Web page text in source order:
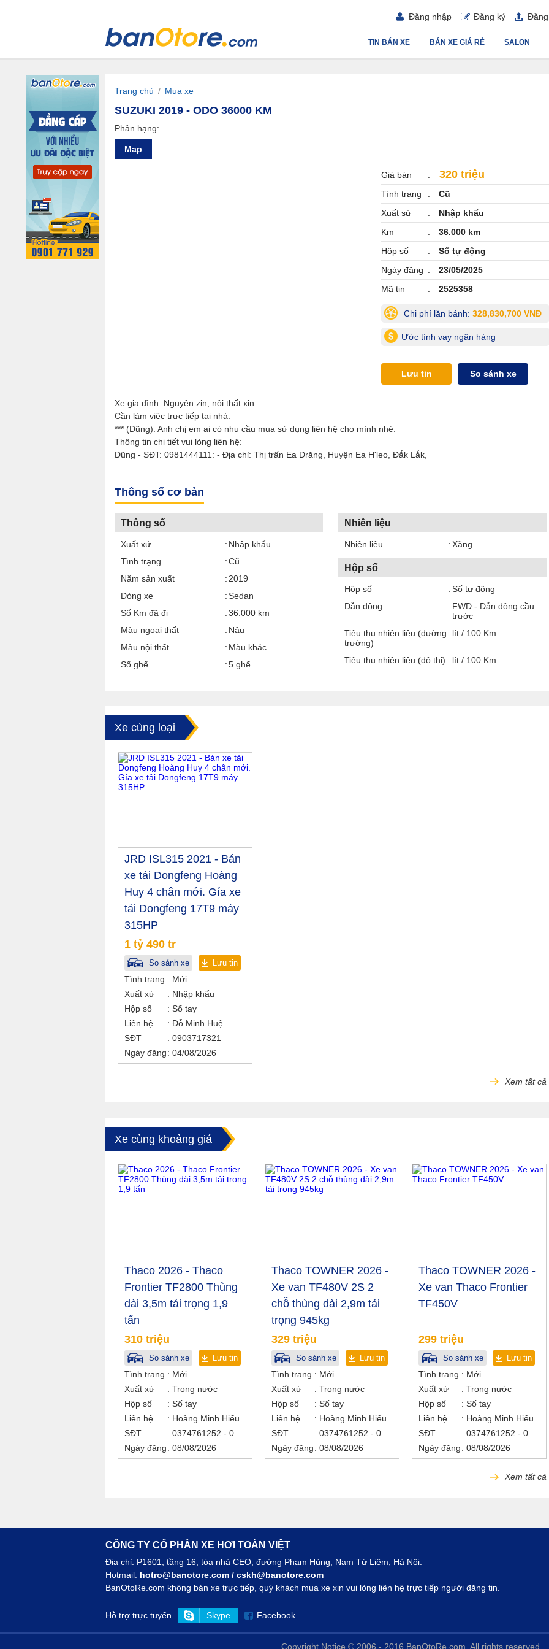
Đăng nhập Đăng ký
SALON
BÁN XE GIÁ RẺ
TIN BÁN XE
Trang chủ / Mua xe
SUZUKI 2019 - ODO 36000 KM
Phân hạng:
Map
Giá bán 320 triệu
Tình trạng
Cũ
Xuất sứ
Nhập khẩu
Km
36.000 km
Hộp số
Số tự động
Ngày đăng
23/05/2025
Mã tin
2525358
Chi phí lăn bánh: 328,830,700 VNĐ
Ước tính vay ngân hàng
Lưu tin So sánh xe
Xe gia đình. Nguyên zin, nội thất xịn.
Cần làm việc trực tiếp tại nhà.
*** (Dũng). Anh chị em ai có nhu cầu mua sử dụng liên hệ cho mình nhé.
Thông tin chi tiết vui lòng liên hệ:
Dũng - SĐT: 0981444111: - Địa chỉ: Thị trấn Ea Drăng, Huyện Ea H'leo, Đắk Lắk,
Thông số cơ bản
Thông số
Xuất xứ
Nhập khẩu
Tình trạng
Cũ
Năm sản xuất
2019
Dòng xe
Sedan
Số Km đã đi
36.000 km
Màu ngoại thất
Nâu
Màu nội thất
Màu khác
Số ghế
5 ghế
Nhiên liệu
Nhiên liệu Xăng
Hộp số
Hộp số
Số tự động
Dẫn động
FWD - Dẫn động cầu
trước
Tiêu thụ nhiên liệu (đường
trường)
lít / 100 Km
Tiêu thụ nhiên liệu (đô thị) lít / 100 Km
Xe cùng loại
JRD ISL315 2021 - Bán
xe tải Dongfeng Hoàng
Huy 4 chân mới. Gía xe
tải Dongfeng 17T9 máy
315HP
1 tỷ 490 tr
So sánh xe Lưu tin
Tình trạng
Mới
Xuất xứ
Nhập khẩu
Hộp số
Số tay
Liên hệ
Đỗ Minh Huệ
SĐT
0903717321
Ngày đăng
04/08/2026
Xem tất cả
Xe cùng khoảng giá
Thaco 2026 - Thaco
Frontier TF2800 Thùng
dài 3,5m tải trọng 1,9
tấn
310 triệu
So sánh xe Lưu tin
Tình trạng
Mới
Xuất xứ
Trong nước
Hộp số
Số tay
Liên hệ
Hoàng Minh Hiếu
SĐT
0374761252 - 0938907905
Ngày đăng
08/08/2026
Thaco TOWNER 2026 -
Xe van TF480V 2S 2
chỗ thùng dài 2,9m tải
trọng 945kg
329 triệu
So sánh xe Lưu tin
Tình trạng
Mới
Xuất xứ
Trong nước
Hộp số
Số tay
Liên hệ
Hoàng Minh Hiếu
SĐT
0374761252 - 0938907905
Ngày đăng
08/08/2026
Thaco TOWNER 2026 -
Xe van Thaco Frontier
TF450V
299 triệu
So sánh xe Lưu tin
Tình trạng
Mới
Xuất xứ
Trong nước
Hộp số
Số tay
Liên hệ
Hoàng Minh Hiếu
SĐT
0374761252 - 0938907905
Ngày đăng
08/08/2026
Xem tất cả
CÔNG TY CỔ PHẦN XE HƠI TOÀN VIỆT
Địa chỉ: P1601, tầng 16, tòa nhà CEO, đường Phạm Hùng, Nam Từ Liêm, Hà Nội.
Hotmail: hotro@banotore.com / cskh@banotore.com
BanOtoRe.com không bán xe trực tiếp, quý khách mua xe xin vui lòng liên hệ trực tiếp người đăng tin.
Hỗ trợ trực tuyến Skype Facebook
Copyright Notice © 2006 - 2016 BanOtoRe.com. All rights reserved.